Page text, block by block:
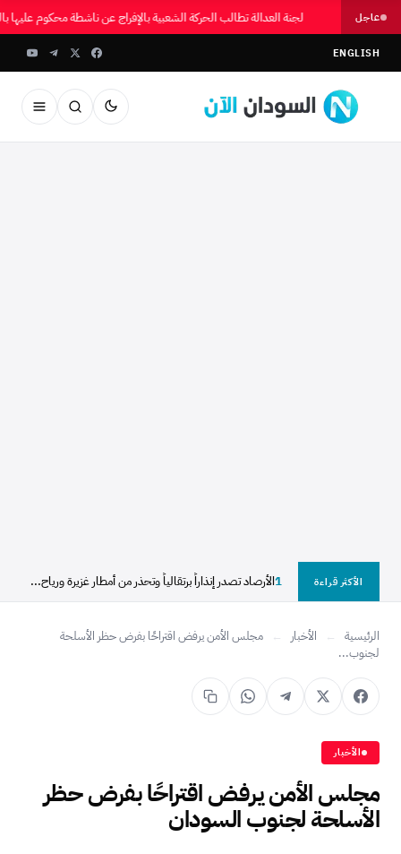
عاجل لجنة العدالة تطالب الحركة الشعبية بالإفراج عن ناشطة محكوم عليها
ENGLISH
الأكثر قراءة 1الأرصاد تصدر إنذاراً برتقالياً وتحذر من أمطار غزيرة ورياح...
الرئيسية ← الأخبار ←
مجلس الأمن يرفض اقتراحًا بفرض حظر الأسلحة
لجنوب...
الأخبار
مجلس الأمن يرفض اقتراحًا بفرض حظر
الأسلحة لجنوب السودان